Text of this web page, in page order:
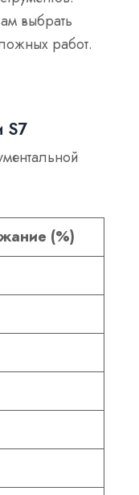
выбрать
работ.
S7
(%)